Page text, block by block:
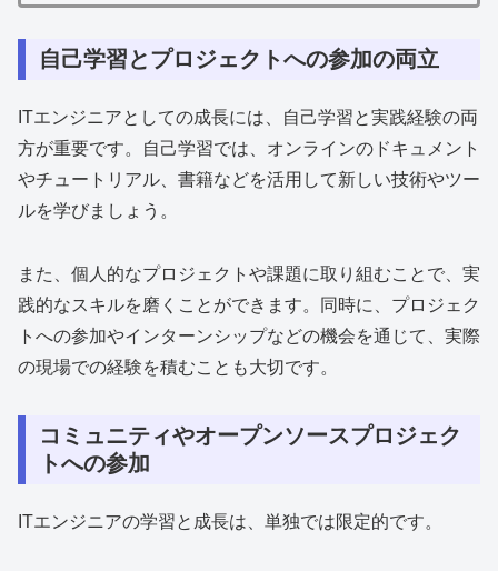
自己学習とプロジェクトへの参加の両立
ITエンジニアとしての成長には、自己学習と実践経験の両
方が重要です。自己学習では、オンラインのドキュメント
やチュートリアル、書籍などを活用して新しい技術やツー
ルを学びましょう。
また、個人的なプロジェクトや課題に取り組むことで、実
践的なスキルを磨くことができます。同時に、プロジェク
トへの参加やインターンシップなどの機会を通じて、実際
の現場での経験を積むことも大切です。
コミュニティやオープンソースプロジェク
トへの参加
ITエンジニアの学習と成長は、単独では限定的です。